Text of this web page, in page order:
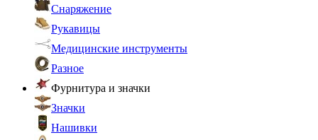
Снаряжение
Рукавицы
Медицинские инструменты
Разное
Фурнитура и значки
Значки
Нашивки